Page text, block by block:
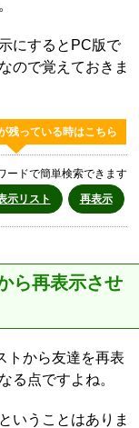
にするとPC版で
ので覚えておきま
残っている時はこちら
ードで簡単検索できます
示リスト 再表示
ら再表示させ
トから友達を再表
る点ですよね。
いうことはありま